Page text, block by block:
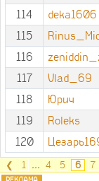
114
deka1606
115
116
117
Vlad_69
118
Юрич
119
Roleks
120
❮ 1 ... 4 5 6 7